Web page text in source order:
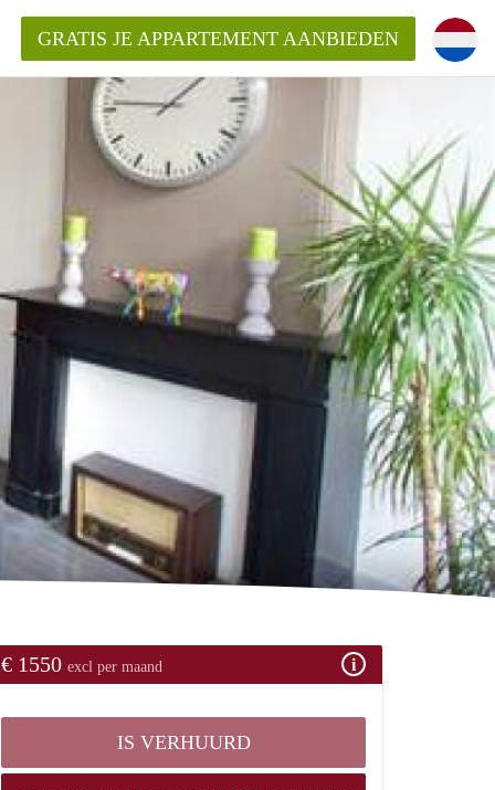
die voor mij als huurder in
appartement in Amsterdam?
van een huur appartement?
in Amsterdam?
GRATIS JE APPARTEMENT AANBIEDEN
€ 1550 excl per maand
IS VERHUURD